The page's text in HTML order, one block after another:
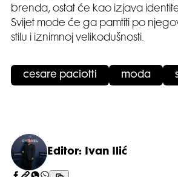
brenda, ostat će kao izjava
Svijet mode će ga pamtiti po
stilu i iznimnoj velikodušnosti.
cesare paciotti moda
Editor: Ivan Ilić